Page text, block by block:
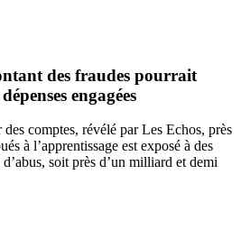
des fraudes pourrait
engagées
comptes, révélé par Les Echos, près
à l’apprentissage est exposé à des
soit près d’un milliard et demi